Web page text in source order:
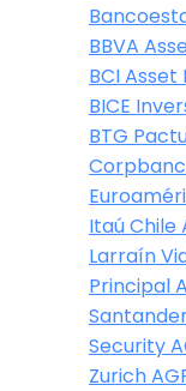
BBVA
BCI
BICE
BTG
Itaú Chile
Larraín
Principal
Security
Zurich